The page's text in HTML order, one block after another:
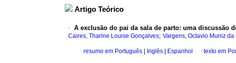
Artigo Teórico
· A exclusão do pai da sala de parto: uma discussão
Caires, Tharine Louise Gonçalves; Vargens, Octavio Muniz da
· resumo em Português Inglês Espanhol · texto em